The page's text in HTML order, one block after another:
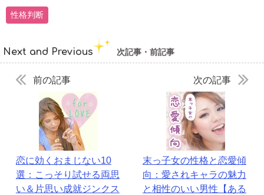
性格判断
Next and Previous 次記事・前記事
前の記事
恋に効くおまじない10
選：こっそり試せる両思
い＆片思い成就ジンクス
次の記事
末っ子女の性格と恋愛傾
向：愛されキャラの魅力
と相性のいい男性【ある